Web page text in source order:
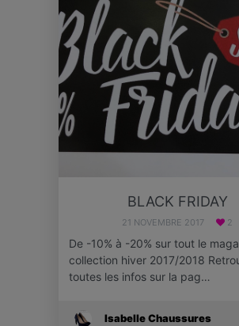
BLACK FRIDAY
21 NOVEMBRE 2017 2
De -10% à -20% sur tout le
collection hiver 2017/2018
toutes les infos sur la pag…
Isabelle Chaussures